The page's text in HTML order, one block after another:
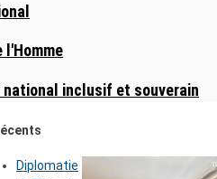
l'Homme
national inclusif et souverain
Diplomatie